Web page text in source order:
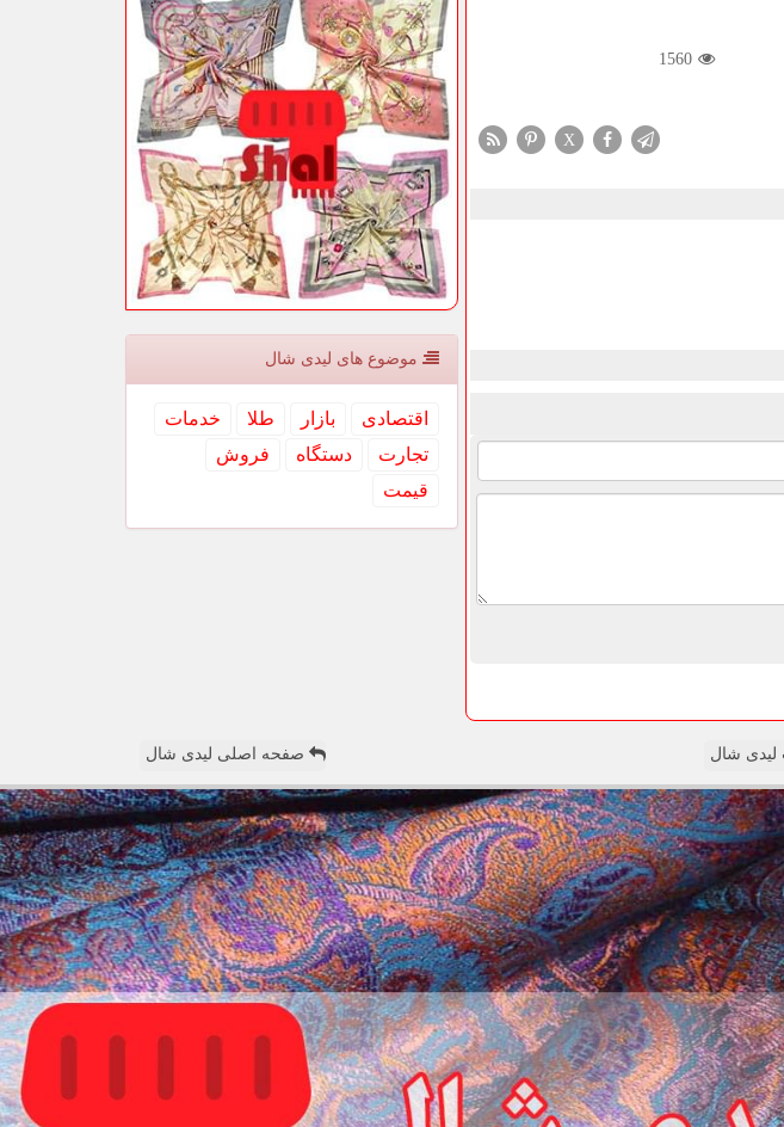
1560
X
موضوع های لیدی شال
اقتصادی بازار طلا
خدمات
تجارت
دستگاه
فروش
قیمت
شال صفحه اصلی لیدی شال